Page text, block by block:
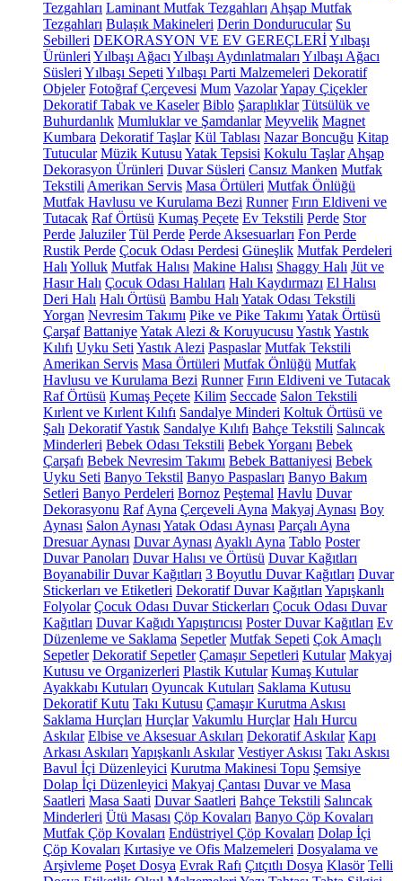
Tezgahları Laminant Mutfak Tezgahları Ahşap Mutfak
Tezgahları Bulaşık Makineleri Derin Dondurucular Su
Sebilleri DEKORASYON VE EV GEREÇLERİYılbaşı
Ürünleri Yılbaşı Ağacı Yılbaşı Aydınlatmaları Yılbaşı Ağacı
Süsleri Yılbaşı Sepeti Yılbaşı Parti Malzemeleri Dekoratif
Objeler Fotoğraf Çerçevesi Mum VazolarYapay Çiçekler
Dekoratif Tabak ve Kaseler Biblo Şaraplıklar Tütsülük ve
Buhurdanlık Mumluklar ve Şamdanlar Meyvelik Magnet
Kumbara Dekoratif Taşlar Kül Tablası Nazar Boncuğu Kitap
Tutucular Müzik Kutusu Yatak Tepsisi Kokulu Taşlar Ahşap
Dekorasyon Ürünleri Duvar Süsleri Cansız Manken Mutfak
Tekstili Amerikan Servis Masa Örtüleri Mutfak Önlüğü
Mutfak Havlusu ve Kurulama Bezi Runner Fırın Eldiveni ve
Tutacak Raf Örtüsü Kumaş Peçete Ev Tekstili Perde Stor
Perde Jaluziler Tül Perde Perde Aksesuarları Fon Perde
Rustik Perde Çocuk Odası Perdesi Güneşlik Mutfak Perdeleri
Halı Yolluk Mutfak Halısı Makine Halısı Shaggy Halı Jüt ve
Hasır Halı Çocuk Odası Halıları Halı Kaydırmazı El Halısı
Deri Halı Halı Örtüsü Bambu Halı Yatak Odası Tekstili
Yorgan Nevresim Takımı Pike ve Pike Takımı Yatak Örtüsü
Çarşaf BattaniyeYatak Alezi & Koruyucusu YastıkYastık
Kılıfı Uyku Seti Yastık Alezi Paspaslar Mutfak Tekstili
Amerikan Servis Masa Örtüleri Mutfak Önlüğü Mutfak
Havlusu ve Kurulama Bezi Runner Fırın Eldiveni ve Tutacak
Raf Örtüsü Kumaş Peçete Kilim Seccade Salon Tekstili
Kırlent ve Kırlent Kılıfı Sandalye Minderi Koltuk Örtüsü ve
Şalı Dekoratif Yastık Sandalye Kılıfı Bahçe Tekstili Salıncak
Minderleri Bebek Odası Tekstili Bebek Yorganı Bebek
Çarşafı Bebek Nevresim Takımı Bebek Battaniyesi Bebek
Uyku Seti Banyo Tekstil Banyo Paspasları Banyo Bakım
Setleri Banyo Perdeleri Bornoz Peştemal Havlu Duvar
Dekorasyonu Raf Ayna Çerçeveli Ayna Makyaj Aynası Boy
Aynası Salon Aynası Yatak Odası Aynası Parçalı Ayna
Dresuar Aynası Duvar Aynası Ayaklı Ayna Tablo Poster
Duvar Panoları Duvar Halısı ve Örtüsü Duvar Kağıtları
Boyanabilir Duvar Kağıtları 3 Boyutlu Duvar Kağıtları Duvar
Stickerları ve Etiketleri Dekoratif Duvar Kağıtları Yapışkanlı
Folyolar Çocuk Odası Duvar Stickerları Çocuk Odası Duvar
Kağıtları Duvar Kağıdı Yapıştırıcısı Poster Duvar Kağıtları Ev
Düzenleme ve Saklama Sepetler Mutfak Sepeti Çok Amaçlı
Sepetler Dekoratif Sepetler Çamaşır Sepetleri Kutular Makyaj
Kutusu ve Organizerleri Plastik Kutular Kumaş Kutular
Ayakkabı Kutuları Oyuncak Kutuları Saklama Kutusu
Dekoratif Kutu Takı Kutusu Çamaşır Kurutma Askısı
Saklama Hurçları Hurçlar Vakumlu Hurçlar Halı Hurcu
Askılar Elbise ve Aksesuar Askıları Dekoratif Askılar Kapı
Arkası Askıları Yapışkanlı Askılar Vestiyer Askısı Takı Askısı
Bavul İçi Düzenleyici Kurutma Makinesi Topu Şemsiye
Dolap İçi Düzenleyici Makyaj Çantası Duvar ve Masa
Saatleri Masa Saati Duvar Saatleri Bahçe Tekstili Salıncak
Minderleri Ütü Masası Çöp Kovaları Banyo Çöp Kovaları
Mutfak Çöp Kovaları Endüstriyel Çöp Kovaları Dolap İçi
Çöp Kovaları Kırtasiye ve Ofis Malzemeleri Dosyalama ve
Arşivleme Poşet Dosya Evrak Rafı Çıtçıtlı Dosya Klasör Telli